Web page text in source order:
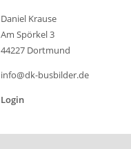
Daniel Krause
Am Spörkel 3
44227 Dortmund
info@dk-busbilder.de
Login